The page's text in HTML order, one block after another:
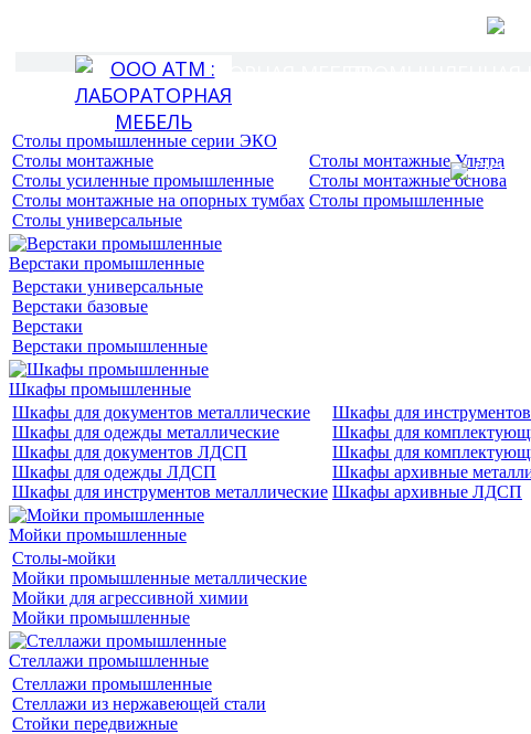
ЛАБОРАТОРНАЯ МЕБЕЛЬ
Промышленная и
Столы промышленные
Столы промышленные серии ЭКО
Столы монтажные
Столы усиленные промышленные
Столы монтажные на опорных тумбах
Столы универсальные
Столы монтажные Ультра
Столы монтажные основа
Столы промышленные
Верстаки промышленные
Верстаки универсальные
Верстаки базовые
Верстаки
Верстаки промышленные
Шкафы промышленные
Шкафы для документов металлические
Шкафы для одежды металлические
Шкафы для документов ЛДСП
Шкафы для одежды ЛДСП
Шкафы для инструментов металлические
Шкафы для
Шкафы для
Шкафы для
Шкафы архивные
Шкафы архивные ЛДСП
Мойки промышленные
Столы-мойки
Мойки промышленные металлические
Мойки для агрессивной химии
Мойки промышленные
Стеллажи промышленные
Стеллажи промышленные
Стеллажи из нержавеющей стали
Стойки передвижные